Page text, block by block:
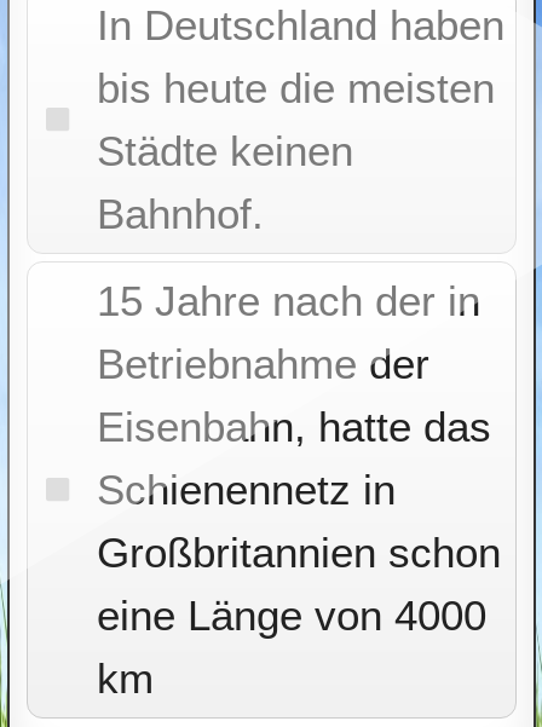
In Deutschland haben
bis heute die meisten
Städte keinen
Bahnhof.
15 Jahre nach der in
Betriebnahme der
Eisenbahn, hatte das
Schienennetz in
Großbritannien schon
eine Länge von 4000
km